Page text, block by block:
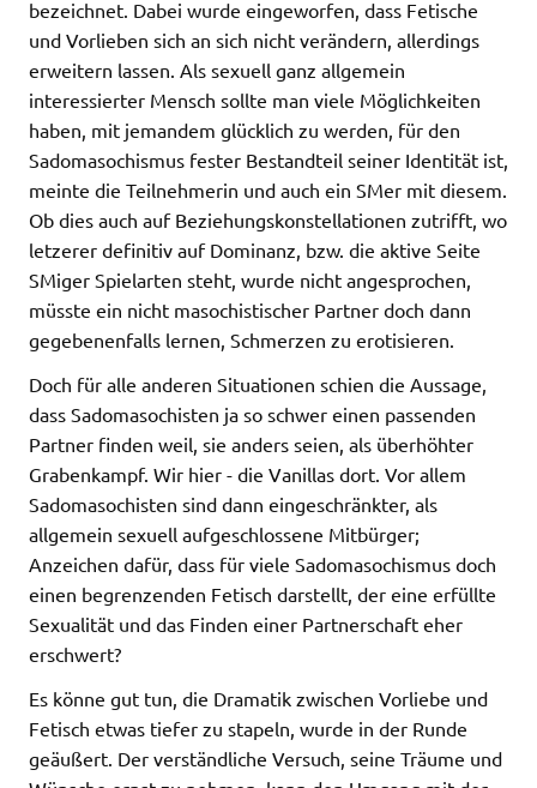
bezeichnet. Dabei wurde eingeworfen, dass Fetische
und Vorlieben sich an sich nicht verändern, allerdings
erweitern lassen. Als sexuell ganz allgemein
interessierter Mensch sollte man viele Möglichkeiten
haben, mit jemandem glücklich zu werden, für den
Sadomasochismus fester Bestandteil seiner Identität ist,
meinte die Teilnehmerin und auch ein SMer mit diesem.
Ob dies auch auf Beziehungskonstellationen zutrifft, wo
letzerer definitiv auf Dominanz, bzw. die aktive Seite
SMiger Spielarten steht, wurde nicht angesprochen, 
müsste ein nicht masochistischer Partner doch dann
gegebenenfalls lernen, Schmerzen zu erotisieren.
Doch für alle anderen Situationen schien die Aussage,
dass Sadomasochisten ja so schwer einen passenden
Partner finden weil, sie anders seien, als überhöhter
Grabenkampf. Wir hier - die Vanillas dort. Vor allem
Sadomasochisten sind dann eingeschränkter, als
allgemein sexuell aufgeschlossene Mitbürger;
Anzeichen dafür, dass für viele Sadomasochismus doch
einen begrenzenden Fetisch darstellt, der eine erfüllte
Sexualität und das Finden einer Partnerschaft eher
erschwert?
Es könne gut tun, die Dramatik zwischen Vorliebe und
Fetisch etwas tiefer zu stapeln, wurde in der Runde
geäußert. Der verständliche Versuch, seine Träume und